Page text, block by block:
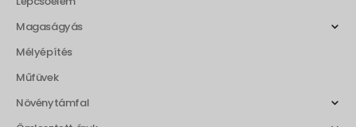
Magaságyás
Mélyépítés
Műfüvek
Növénytámfal